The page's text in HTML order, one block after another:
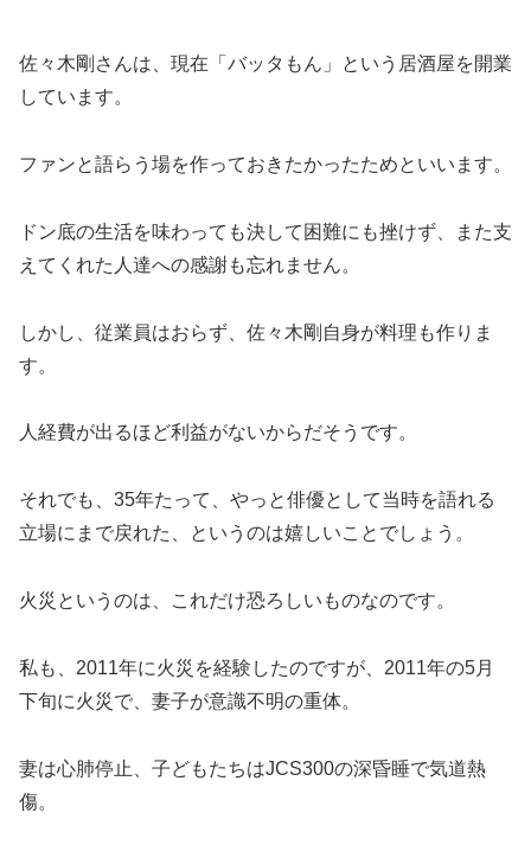
佐々木剛さんは、現在「バッタもん」という居酒屋を開業
しています。
ファンと語らう場を作っておきたかったためといいます。
ドン底の生活を味わっても決して困難にも挫けず、また支
えてくれた人達への感謝も忘れません。
しかし、従業員はおらず、佐々木剛自身が料理も作りま
す。
人経費が出るほど利益がないからだそうです。
それでも、35年たって、やっと俳優として当時を語れる
立場にまで戻れた、というのは嬉しいことでしょう。
火災というのは、これだけ恐ろしいものなのです。
私も、2011年に火災を経験したのですが、2011年の5月
下旬に火災で、妻子が意識不明の重体。
妻は心肺停止、子どもたちはJCS300の深昏睡で気道熱
傷。